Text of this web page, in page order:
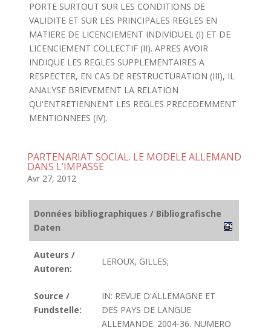
PORTE SURTOUT SUR LES CONDITIONS DE
VALIDITE ET SUR LES PRINCIPALES REGLES EN
MATIERE DE LICENCIEMENT INDIVIDUEL (I) ET DE
LICENCIEMENT COLLECTIF (II). APRES AVOIR
INDIQUE LES REGLES SUPPLEMENTAIRES A
RESPECTER, EN CAS DE RESTRUCTURATION (III), IL
ANALYSE BRIEVEMENT LA RELATION
QU'ENTRETIENNENT LES REGLES PRECEDEMMENT
MENTIONNEES (IV).
PARTENARIAT SOCIAL. LE MODELE ALLEMAND
DANS L’IMPASSE
Avr 27, 2012
Données bibliographiques / Bibliografische
Daten
Auteurs /
Autoren:
LEROUX, GILLES;
Source /
Fundstelle:
IN: REVUE D'ALLEMAGNE ET
DES PAYS DE LANGUE
ALLEMANDE. 2004-36. NUMERO